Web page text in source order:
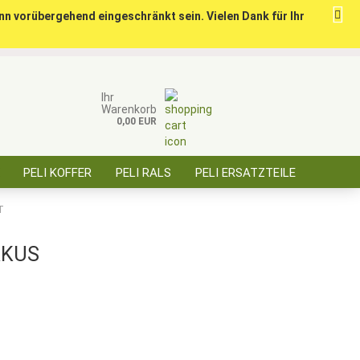
Passwort
Ihr
Warenkorb
0,00 EUR
vorübergehend eingeschränkt sein. Vielen Dank für Ihr
PELI KOFFER PELI RALS PELI ERSATZTEILE